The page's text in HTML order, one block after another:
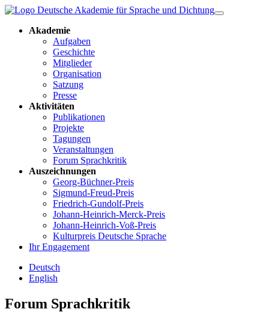
Akademie
Aufgaben
Geschichte
Mitglieder
Organisation
Satzung
Presse
Aktivitäten
Publikationen
Projekte
Tagungen
Veranstaltungen
Forum Sprachkritik
Auszeichnungen
Georg-Büchner-Preis
Sigmund-Freud-Preis
Friedrich-Gundolf-Preis
Johann-Heinrich-Merck-Preis
Johann-Heinrich-Voß-Preis
Kulturpreis Deutsche Sprache
Ihr Engagement
Deutsch
English
Forum Sprachkritik